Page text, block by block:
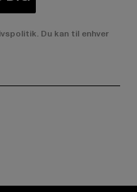
Du kan til enhver